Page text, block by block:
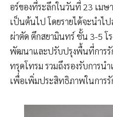
อร์ของที่ระลึกในวันที่ 23 เมษ
เป็นต้นไป โดยรายได้จะนำไ
ผ่าตัด ตึกสยามินทร์ ชั้น 3-5 โ
พัฒนาและปรับปรุงพื้นที่การ
ทรุดโทรม รวมถึงรองรับการน
เพื่อเพิ่มประสิทธิภาพในการ